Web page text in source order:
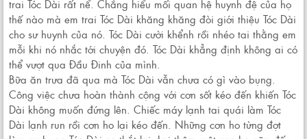
trai Tóc Dài rất nể. Chẳng hiểu mối quan hệ huynh đệ của họ
thế nào mà em trai Tóc Dài khăng khăng đòi giới thiệu Tóc Dài
cho sư huynh của nó. Tóc Dài cười khểnh rồi nhéo tai thằng em
mỗi khi nó nhắc tới chuyện đó. Tóc Dài khẳng định không ai có
thể vượt qua Đầu Đinh của mình.
Bữa ăn trưa đã qua mà Tóc Dài vẫn chưa có gì vào bụng.
Công việc chưa hoàn thành cộng với cơn sốt kéo đến khiến Tóc
Dài không muốn đứng lên. Chiếc máy lạnh tai quái làm Tóc
Dài lạnh run rồi cơn ho lại kéo đến. Những cơn ho từng đợt